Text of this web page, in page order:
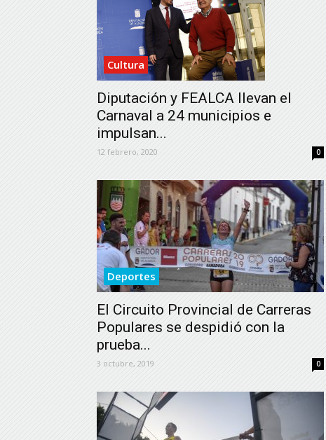
Cultura
Diputación y FEALCA llevan el
Carnaval a 24 municipios e
impulsan...
12 febrero, 2020 0
Deportes
El Circuito Provincial de Carreras
Populares se despidió con la
prueba...
3 octubre, 2019 0